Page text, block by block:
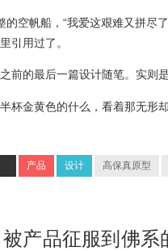
的空帆船，“我爱这艰难又拼尽
引用过了。
前的最后一篇设计随笔。实则
杯金黄色的什么，看着那无形
产品 设计 高保真原型
被产品征服到佛系